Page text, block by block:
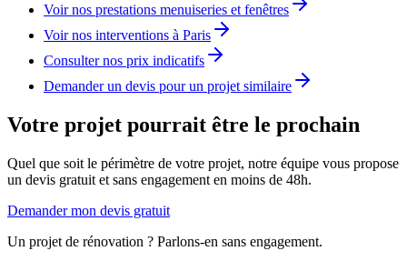
Voir nos prestations menuiseries et fenêtres
Voir nos interventions à Paris
Consulter nos prix indicatifs
Demander un devis pour un projet similaire
Votre projet pourrait être le prochain
Quel que soit le périmètre de votre projet, notre équipe vous propose
un devis gratuit et sans engagement en moins de 48h.
Demander mon devis gratuit
Un projet de rénovation ? Parlons-en sans engagement.